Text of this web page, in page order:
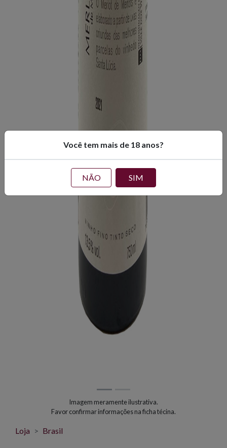
Imagem meramente ilustrativa.
Favor confirmar informações na ficha técina.
Loja Brasil
Você tem mais de 18 anos?
NÃO SIM